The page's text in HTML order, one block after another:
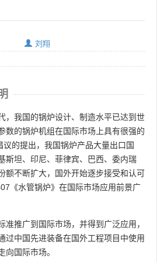
刘翔
，我国的锅炉设计、制造水平已达到世
数的锅炉机组在国际市场上具有很强的
议的提出，我国锅炉产品大量出口国
斯坦、印尼、菲律宾、巴西、委内瑞
额不断扩大，国外开始逐步接受和认可
《水管锅炉》在国际市场应用前景广
准推广到国际市场，并得到广泛应用，
过中国先进装备在国外工程项目中使用
向国际市场。